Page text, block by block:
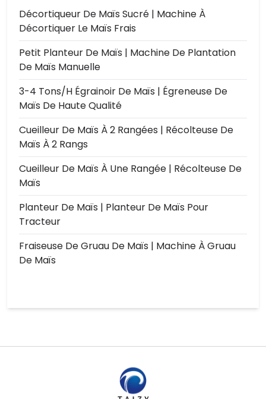
Décortiqueur De Maïs Sucré | Machine À
Décortiquer Le Maïs Frais
Petit Planteur De Maïs | Machine De Plantation
De Maïs Manuelle
3-4 Tons/h Égrainoir De Maïs | Égreneuse De
Maïs De Haute Qualité
Cueilleur De Maïs À 2 Rangées | Récolteuse De
Maïs À 2 Rangs
Cueilleur De Maïs À Une Rangée | Récolteuse De
Maïs
Planteur De Maïs | Planteur De Maïs Pour
Tracteur
Fraiseuse De Gruau De Maïs | Machine À Gruau
De Maïs